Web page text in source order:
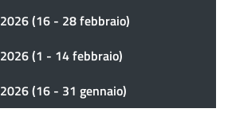
(16 - 28 febbraio)
(1 - 14 febbraio)
(16 - 31 gennaio)